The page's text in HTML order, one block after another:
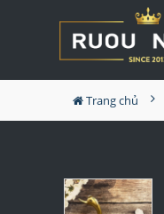
Trang chủ